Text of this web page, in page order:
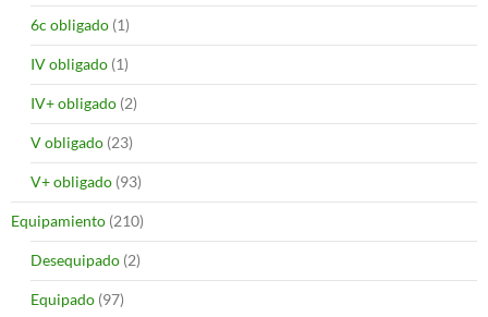
6c obligado (1)
IV obligado (1)
IV+ obligado (2)
V obligado (23)
V+ obligado (93)
Equipamiento (210)
Desequipado (2)
Equipado (97)